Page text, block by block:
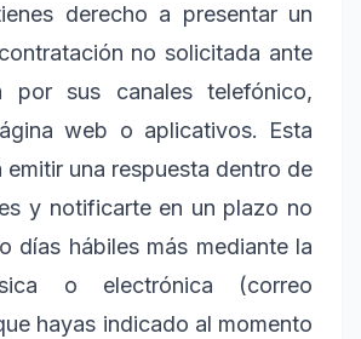
derecho a presentar un
no solicitada ante
por sus canales telefónico,
web o aplicativos. Esta
emitir una respuesta dentro de
y notificarte en un plazo no
días hábiles más mediante la
o electrónica (correo
hayas indicado al momento